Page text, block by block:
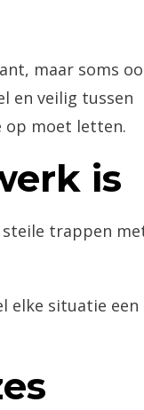
maar soms
en veilig tussen
op moet letten.
is
steile trappen
elke situatie een